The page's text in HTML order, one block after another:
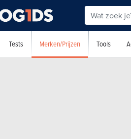
Tests Merken/Prijzen Tools